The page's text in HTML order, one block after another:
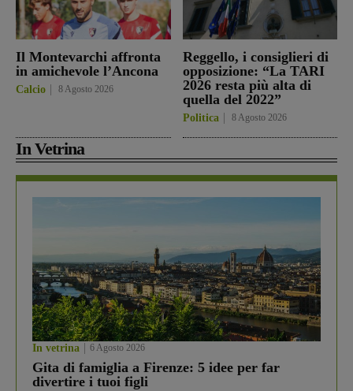
Il Montevarchi affronta
in amichevole l’Ancona
Calcio 8 Agosto 2026
Reggello, i consiglieri di
opposizione: “La TARI
2026 resta più alta di
quella del 2022”
Politica 8 Agosto 2026
In Vetrina
In vetrina 6 Agosto 2026
Gita di famiglia a Firenze: 5 idee per far
divertire i tuoi figli